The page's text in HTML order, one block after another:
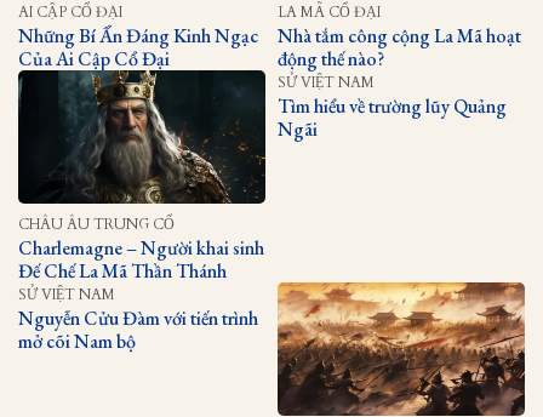
AI CẬP CỔ ĐẠI
Những Bí Ẩn Đáng Kinh Ngạc
Của Ai Cập Cổ Đại
LA MÃ CỔ ĐẠI
Nhà tắm công cộng La Mã hoạt
động thế nào?
CHÂU ÂU TRUNG CỔ
Charlemagne – Người khai sinh
Đế Chế La Mã Thần Thánh
SỬ VIỆT NAM
Tìm hiểu về trường lũy Quảng
Ngãi
SỬ VIỆT NAM
Nguyễn Cửu Đàm với tiến trình
mở cõi Nam bộ